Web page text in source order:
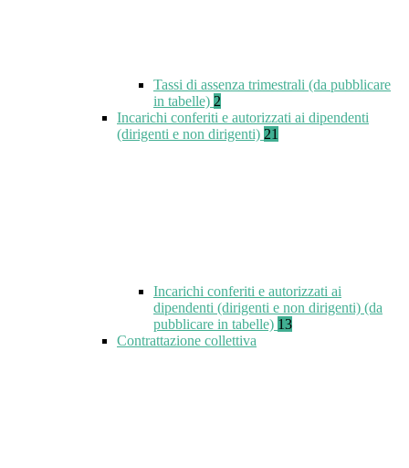
Tassi di assenza trimestrali (da pubblicare
in tabelle) 2
Incarichi conferiti e autorizzati ai dipendenti
(dirigenti e non dirigenti) 21
Incarichi conferiti e autorizzati ai
dipendenti (dirigenti e non dirigenti) (da
pubblicare in tabelle) 13
Contrattazione collettiva